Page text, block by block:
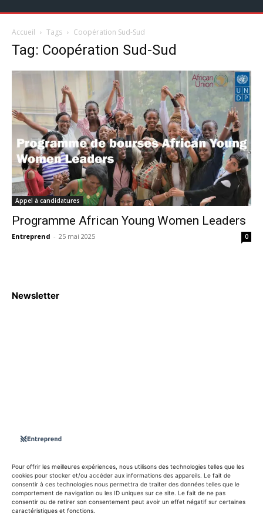
Pour offrir les meilleures expériences, nous utilisons des technologies telles que les
cookies pour stocker et/ou accéder aux informations des appareils. Le fait de
consentir à ces technologies nous permettra de traiter des données telles que le
comportement de navigation ou les ID uniques sur ce site. Le fait de ne pas
consentir ou de retirer son consentement peut avoir un effet négatif sur certaines
caractéristiques et fonctions.
Accueil Tags Coopération Sud-Sud
Tag: Coopération Sud-Sud
Appel à candidatures
Programme African Young Women Leaders
Entreprend - 25 mai 2025 0
info@entreprend.net
Newsletter